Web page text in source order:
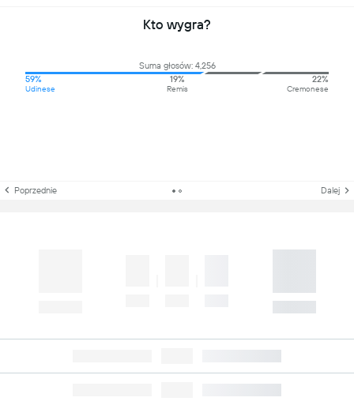
Kto wygra?
Suma głosów: 4,256
59%
Udinese
19%
Remis
22%
Cremonese
Poprzednie Dalej